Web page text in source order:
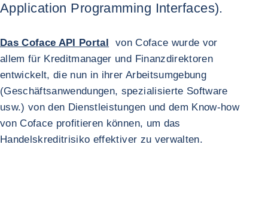
Application Programming Interfaces).
Das Coface API Portal von Coface wurde vor
allem für Kreditmanager und Finanzdirektoren
entwickelt, die nun in ihrer Arbeitsumgebung
(Geschäftsanwendungen, spezialisierte Software
usw.) von den Dienstleistungen und dem Know-how
von Coface profitieren können, um das
Handelskreditrisiko effektiver zu verwalten.